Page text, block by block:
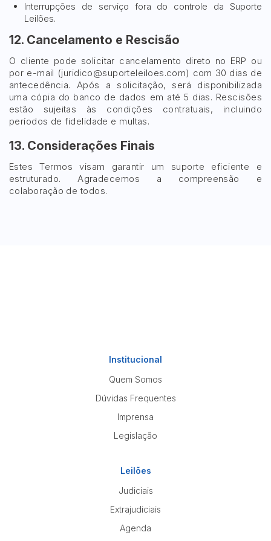
Interrupções de serviço fora do controle da Suporte
Leilões.
12. Cancelamento e Rescisão
O cliente pode solicitar cancelamento direto no ERP ou
por e-mail (juridico@suporteleiloes.com) com 30 dias de
antecedência. Após a solicitação, será disponibilizada
uma cópia do banco de dados em até 5 dias. Rescisões
estão sujeitas às condições contratuais, incluindo
períodos de fidelidade e multas.
13. Considerações Finais
Estes Termos visam garantir um suporte eficiente e
estruturado. Agradecemos a compreensão e
colaboração de todos.
Institucional
Quem Somos
Dúvidas Frequentes
Imprensa
Legislação
Leilões
Judiciais
Extrajudiciais
Agenda